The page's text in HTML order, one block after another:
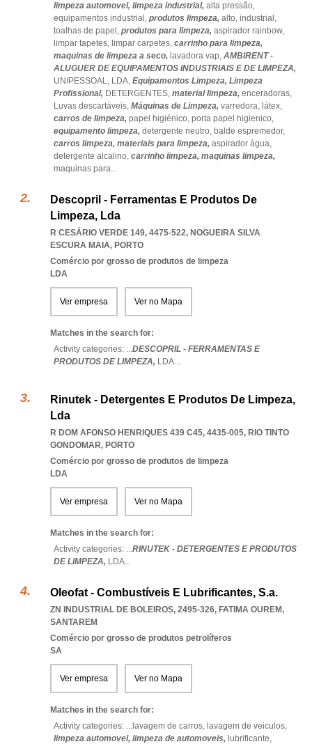
limpeza automovel, limpeza industrial, alta pressão,
equipamentos industrial, produtos limpeza, alto, industrial,
toalhas de papel, produtos para limpeza, aspirador rainbow,
limpar tapetes, limpar carpetes, carrinho para limpeza,
maquinas de limpeza a seco, lavadora vap, AMBIRENT -
ALUGUER DE EQUIPAMENTOS INDUSTRIAIS E DE LIMPEZA,
UNIPESSOAL, LDA, Equipamentos Limpeza, Limpeza
Profissional, DETERGENTES, material limpeza, enceradoras,
Luvas descartáveis, Máquinas de Limpeza, varredora, látex,
carros de limpeza, papel higiénico, porta papel higienico,
equipamento limpeza, detergente neutro, balde espremedor,
carros limpeza, materiais para limpeza, aspirador água,
detergente alcalino, carrinho limpeza, maquinas limpeza,
maquinas para...
Descopril - Ferramentas E Produtos De
Limpeza, Lda
R CESÁRIO VERDE 149, 4475-522, NOGUEIRA SILVA
ESCURA MAIA, PORTO
Comércio por grosso de produtos de limpeza
LDA
Ver empresa Ver no Mapa
Matches in the search for:
Activity categories: ...DESCOPRIL - FERRAMENTAS E
PRODUTOS DE LIMPEZA, LDA...
Rinutek - Detergentes E Produtos De Limpeza,
Lda
R DOM AFONSO HENRIQUES 439 C45, 4435-005, RIO TINTO
GONDOMAR, PORTO
Comércio por grosso de produtos de limpeza
LDA
Ver empresa Ver no Mapa
Matches in the search for:
Activity categories: ...RINUTEK - DETERGENTES E PRODUTOS
DE LIMPEZA, LDA...
Oleofat - Combustíveis E Lubrificantes, S.a.
ZN INDUSTRIAL DE BOLEIROS, 2495-326, FATIMA OUREM,
SANTAREM
Comércio por grosso de produtos petrolíferos
SA
Ver empresa Ver no Mapa
Matches in the search for:
Activity categories: ... lavagem de carros, lavagem de veiculos,
limpeza automovel, limpeza de automoveis, lubrificante,